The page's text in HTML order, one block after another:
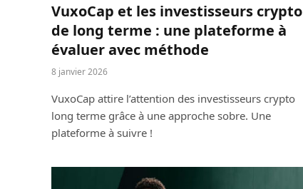
VuxoCap et les investisseurs crypto
de long terme : une plateforme à
évaluer avec méthode
8 janvier 2026
VuxoCap attire l’attention des investisseurs crypto
long terme grâce à une approche sobre. Une
plateforme à suivre !